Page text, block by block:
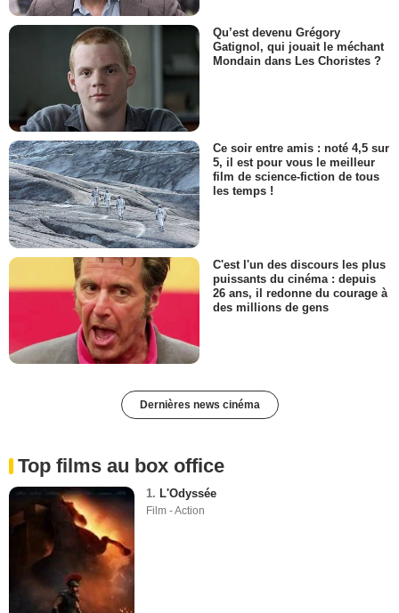
Qu’est devenu Grégory
Gatignol, qui jouait le méchant
Mondain dans Les Choristes ?
Ce soir entre amis : noté 4,5 sur
5, il est pour vous le meilleur
film de science-fiction de tous
les temps !
C'est l'un des discours les plus
puissants du cinéma : depuis
26 ans, il redonne du courage à
des millions de gens
Dernières news cinéma
Top films au box office
1. L'Odyssée
Film - Action